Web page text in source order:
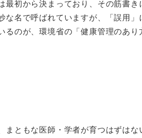
初から決まっており、その筋書
名で呼ばれていますが、「誤用
のが、環境省の「健康管理のあ
ともな医師・学者が育つはずは